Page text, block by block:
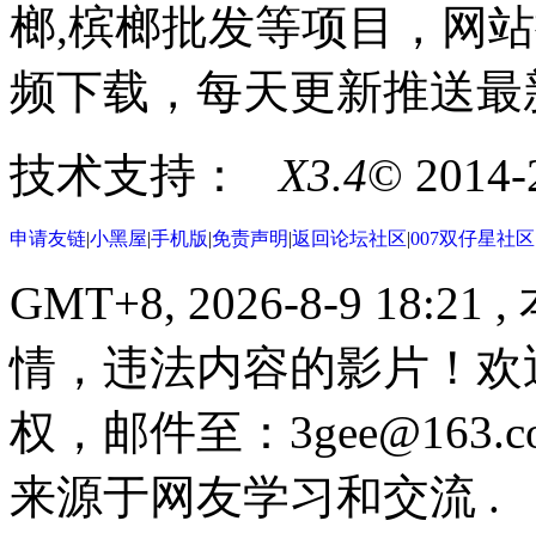
榔,槟榔批发等项目，网
频下载，每天更新推送
技术支持：
X3.4©
申请友链|小黑屋|手机版|免责声明|返回论坛社区|007双仔星社
GMT+8, 2026-8-9 18:21 ,
情，违法内容的影片！
权，邮件至：
来源于网友学习和交流 .